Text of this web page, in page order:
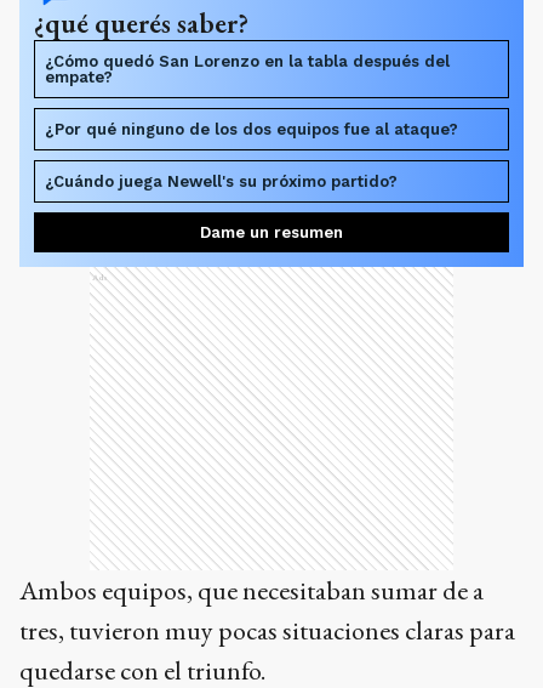
¿qué querés saber?
¿Cómo quedó San Lorenzo en la tabla después del
empate?
¿Por qué ninguno de los dos equipos fue al ataque?
¿Cuándo juega Newell's su próximo partido?
Dame un resumen
Ads
Ambos equipos, que necesitaban sumar de a
tres, tuvieron muy pocas situaciones claras para
quedarse con el triunfo.